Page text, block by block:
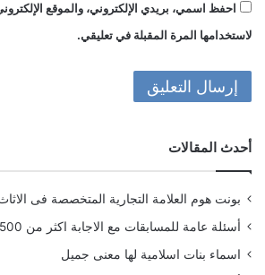
احفظ اسمي، بريدي الإلكتروني، والموقع
لاستخدامها المرة المقبلة في تعليقي.
أحدث المقالات
بونت هوم العلامة التجارية المتخصصة فى
أسئلة عامة للمسابقات مع الاجابة اكثر من 500 سؤال
اسماء بنات اسلامية لها معنى جميل